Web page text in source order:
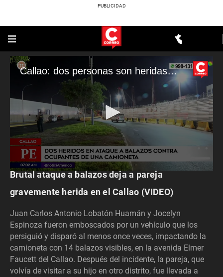
Callao: dos personas son heridas tras balacera
0
of
1
16
seconds
ACTUALIDAD
Brutal ataque a balazos deja a pareja
gravemente herida en el Callao (VIDEO)
Juan Carlos Antonio Lobatón Huamán y Jocelyn
Espinoza fueron emboscados por un vehículo que los
persiguió y disparó al menos once veces, impactando la
camioneta con 14 balazos visibles, en la avenida Elmer
Faucett del Callao. Después del incidente, la pareja, que
volvía de visitar a su hijo en otro distrito, fue llevada a